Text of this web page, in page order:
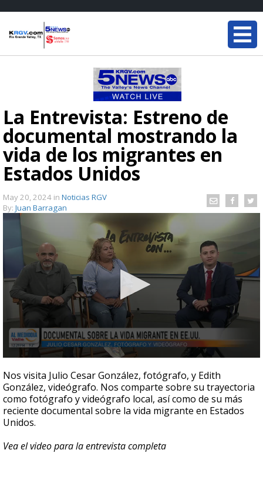
La Entrevista: Estreno de
documental mostrando la
vida de los migrantes en
Estados Unidos
May 20, 2024 in Noticias RGV
By: Juan Barragan
seconds
of
6
minutes,
15
seconds
Nos visita Julio Cesar González, fotógrafo, y Edith
González, videógrafo. Nos comparte sobre su trayectoria
como fotógrafo y videógrafo local, así como de su más
reciente documental sobre la vida migrante en Estados
Unidos.
Vea el video para la entrevista completa